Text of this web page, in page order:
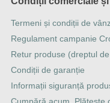
Termeni și condiții de
Regulament campanie
Retur produse (dreptul
Condiții de garanție
Informații siguranță
Cumpără acum. Plătește